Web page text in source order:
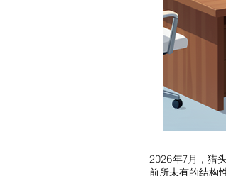
2026年7月，猎
前所未有的结构